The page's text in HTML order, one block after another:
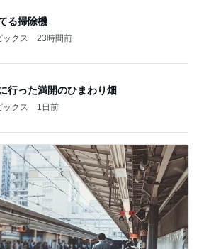
る掃除機
クス 23時間前
行った満開のひまわり畑
クス 1日前